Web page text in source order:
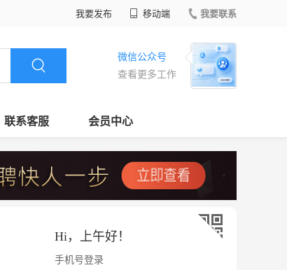
我要发布 移动端 我要联系
微信公众号
查看更多工作
联系客服 会员中心
Hi， 上午好！
手机号登录